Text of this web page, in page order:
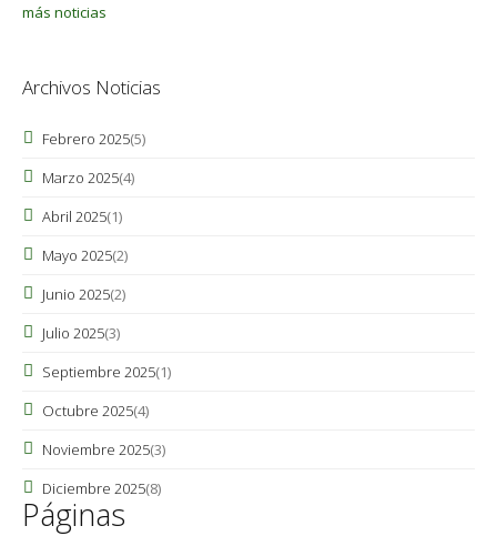
más noticias
Archivos Noticias
Febrero 2025(5)
Marzo 2025(4)
Abril 2025(1)
Mayo 2025(2)
Junio 2025(2)
Julio 2025(3)
Septiembre 2025(1)
Octubre 2025(4)
Noviembre 2025(3)
Diciembre 2025(8)
Páginas